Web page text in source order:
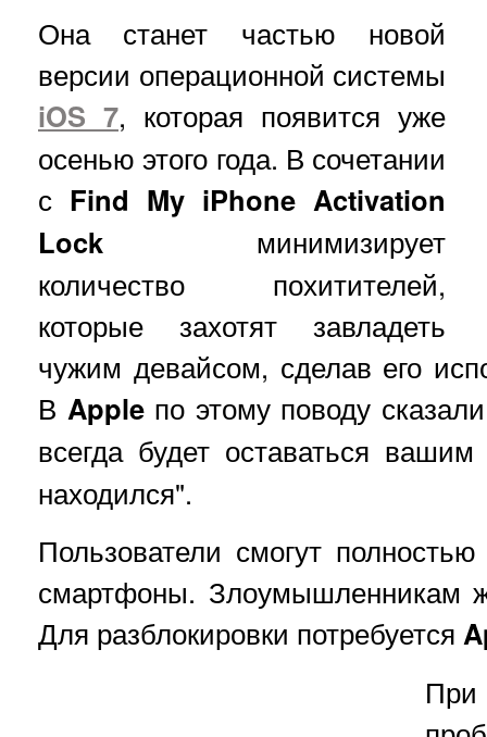
Она станет частью новой
версии операционной системы
iOS 7, которая появится уже
осенью этого года. В сочетании
с Find My iPhone Activation
Lock минимизирует
количество похитителей,
которые захотят завладеть
чужим девайсом, сделав его
В Appleпо этому поводу
всегда будет оставаться
находился".
Пользователи смогут
смартфоны. Злоумышленникам
Для разблокировки потребуется